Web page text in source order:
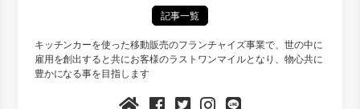
記事一覧
キッチンカーを使った移動販売のフランチャイズ事業で、世の中に
雇用を創出すると共にお客様のラストワンマイルとなり、物心共に
豊かになる事を目指します